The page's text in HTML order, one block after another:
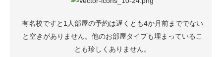
有名校ですと1人部屋の予約は遅くとも4か月前まででない
と空きがありません。他のお部屋タイプも埋まっているこ
とも珍しくありません。